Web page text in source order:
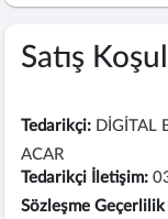
Satış
Tedarikçi: DİGİTAL
ACAR
Tedarikçi İletişim:
Sözleşme Geçerlilik